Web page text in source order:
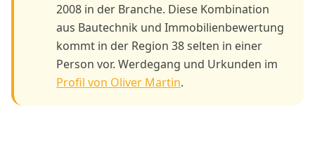
2008 in der Branche. Diese Kombination
aus Bautechnik und Immobilienbewertung
kommt in der Region 38 selten in einer
Person vor. Werdegang und Urkunden im
Profil von Oliver Martin.